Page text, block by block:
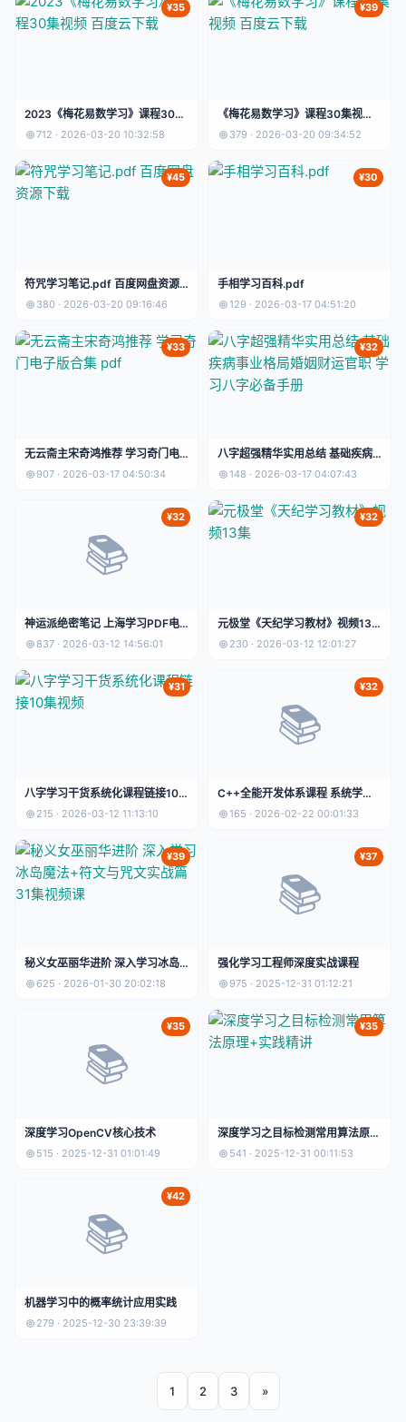
¥35
2023《梅花易数学习》课程30集
视频 百度云下载
712 · 2026-03-20 10:32:58
¥39
《梅花易数学习》课程30集视频
百度云下载
379 · 2026-03-20 09:34:52
¥45
符咒学习笔记.pdf 百度网盘资源
下载380 · 2026-03-20 09:16:46
¥30
手相学习百科.pdf
129 · 2026-03-17 04:51:20
¥33
无云斋主宋奇鸿推荐 学习奇门电
子版合集 pdf
907 · 2026-03-17 04:50:34
¥32
八字超强精华实用总结 基础疾病
事业格局婚姻财运官职 学习八字
必备手册
148 · 2026-03-17 04:07:43
📚
¥32
神运派绝密笔记 上海学习PDF电
子书837 · 2026-03-12 14:56:01
¥32
元极堂《天纪学习教材》视频13
集 230 · 2026-03-12 12:01:27
¥31
八字学习干货系统化课程链接10
集视频
215 · 2026-03-12 11:13:10
📚
¥32
C++全能开发体系课程 系统学习
算法+并发编程+STL模板与多项
目综合实战
165 · 2026-02-22 00:01:33
¥39
秘义女巫丽华进阶 深入学习冰岛
魔法+符文与咒文实战篇31集视频
课
625 · 2026-01-30 20:02:18
📚
¥37
强化学习工程师深度实战课程
975 · 2025-12-31 01:12:21
📚
¥35
深度学习OpenCV核心技术
515 · 2025-12-31 01:01:49
¥35
深度学习之目标检测常用算法原理
+实践精讲
541 · 2025-12-31 00:11:53
📚
¥42
机器学习中的概率统计应用实践
279 · 2025-12-30 23:39:39
1 2 3 »